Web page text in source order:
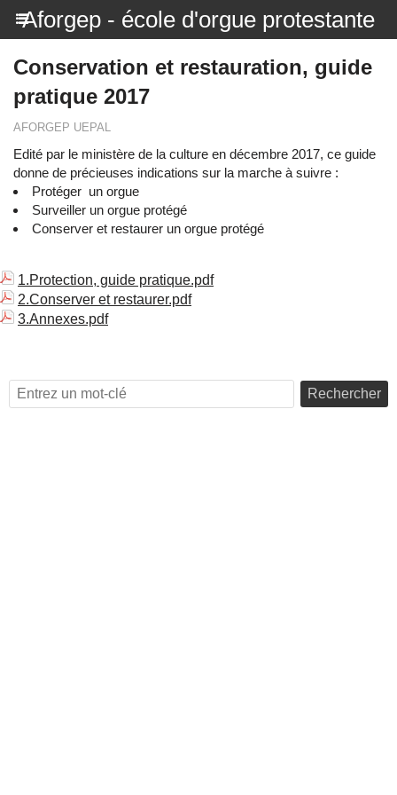
Aforgep - école d'orgue protestante
Conservation et restauration, guide
pratique 2017
AFORGEP UEPAL
Edité par le ministère de la culture en décembre 2017, ce guide
donne de précieuses indications sur la marche à suivre :
Protéger un orgue
​Surveiller un orgue protégé
​Conserver et restaurer un orgue protégé
1.Protection, guide pratique.pdf
2.Conserver et restaurer.pdf
3.Annexes.pdf
Rechercher